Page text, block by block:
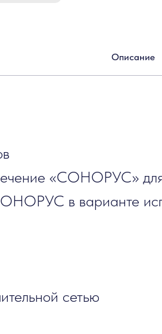
Описание
«СОНОРУС»
в варианте
сетью